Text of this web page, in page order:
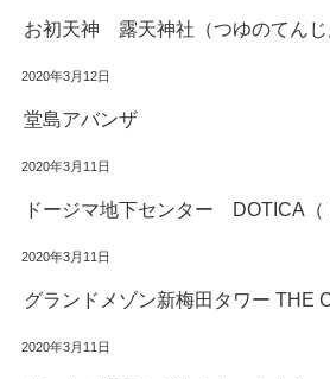
お初天神 露天神社（つゆのてんじ
2020年3月12日
堂島アバンザ
2020年3月11日
ドージマ地下センター DOTICA（
2020年3月11日
グランドメゾン新梅田タワー THE
2020年3月11日